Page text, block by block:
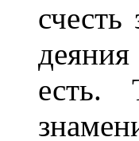
счесть
есть.